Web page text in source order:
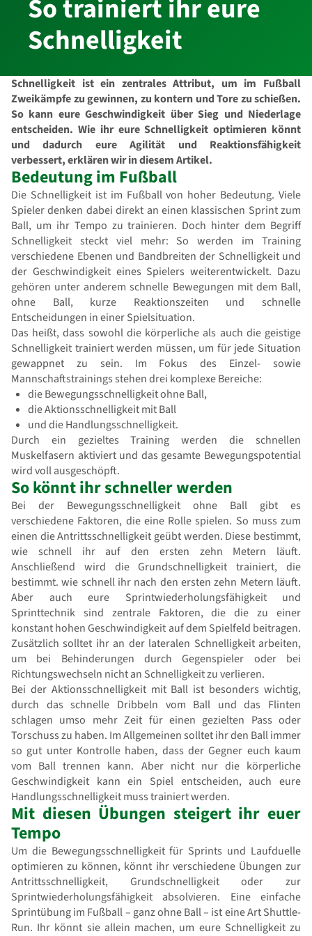
So trainiert ihr eure
Schnelligkeit
Schnelligkeit ist ein zentrales Attribut, um im Fußball
Zweikämpfe zu gewinnen, zu kontern und Tore zu schießen.
So kann eure Geschwindigkeit über Sieg und Niederlage
entscheiden. Wie ihr eure Schnelligkeit optimieren könnt
und dadurch eure Agilität und Reaktionsfähigkeit
verbessert, erklären wir in diesem Artikel.
Bedeutung im Fußball
Die Schnelligkeit ist im Fußball von hoher Bedeutung. Viele
Spieler denken dabei direkt an einen klassischen Sprint zum
Ball, um ihr Tempo zu trainieren. Doch hinter dem Begriff
Schnelligkeit steckt viel mehr: So werden im Training
verschiedene Ebenen und Bandbreiten der Schnelligkeit und
der Geschwindigkeit eines Spielers weiterentwickelt. Dazu
gehören unter anderem schnelle Bewegungen mit dem Ball,
ohne Ball, kurze Reaktionszeiten und schnelle
Entscheidungen in einer Spielsituation.
Das heißt, dass sowohl die körperliche als auch die geistige
Schnelligkeit trainiert werden müssen, um für jede Situation
gewappnet zu sein. Im Fokus des Einzel- sowie
Mannschaftstrainings stehen drei komplexe Bereiche:
die Bewegungsschnelligkeit ohne Ball,
die Aktionsschnelligkeit mit Ball
und die Handlungsschnelligkeit.
Durch ein gezieltes Training werden die schnellen
Muskelfasern aktiviert und das gesamte Bewegungspotential
wird voll ausgeschöpft.
So könnt ihr schneller werden
Bei der Bewegungsschnelligkeit ohne Ball gibt es
verschiedene Faktoren, die eine Rolle spielen. So muss zum
einen die Antrittsschnelligkeit geübt werden. Diese bestimmt,
wie schnell ihr auf den ersten zehn Metern läuft.
Anschließend wird die Grundschnelligkeit trainiert, die
bestimmt. wie schnell ihr nach den ersten zehn Metern läuft.
Aber auch eure Sprintwiederholungsfähigkeit und
Sprinttechnik sind zentrale Faktoren, die die zu einer
konstant hohen Geschwindigkeit auf dem Spielfeld beitragen.
Zusätzlich solltet ihr an der lateralen Schnelligkeit arbeiten,
um bei Behinderungen durch Gegenspieler oder bei
Richtungswechseln nicht an Schnelligkeit zu verlieren.
Bei der Aktionsschnelligkeit mit Ball ist besonders wichtig,
durch das schnelle Dribbeln vom Ball und das Flinten
schlagen umso mehr Zeit für einen gezielten Pass oder
Torschuss zu haben. Im Allgemeinen solltet ihr den Ball immer
so gut unter Kontrolle haben, dass der Gegner euch kaum
vom Ball trennen kann. Aber nicht nur die körperliche
Geschwindigkeit kann ein Spiel entscheiden, auch eure
Handlungsschnelligkeit muss trainiert werden.
Mit diesen Übungen steigert ihr euer
Tempo
Um die Bewegungsschnelligkeit für Sprints und Laufduelle
optimieren zu können, könnt ihr verschiedene Übungen zur
Antrittsschnelligkeit, Grundschnelligkeit oder zur
Sprintwiederholungsfähigkeit absolvieren. Eine einfache
Sprintübung im Fußball – ganz ohne Ball – ist eine Art Shuttle-
Run. Ihr könnt sie allein machen, um eure Schnelligkeit zu